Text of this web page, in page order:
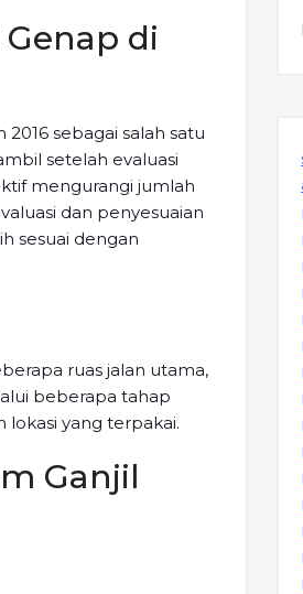
di
sebagai salah satu
setelah evaluasi
mengurangi jumlah
dan penyesuaian
sesuai dengan
ruas jalan utama,
beberapa tahap
yang terpakai.
Ganjil